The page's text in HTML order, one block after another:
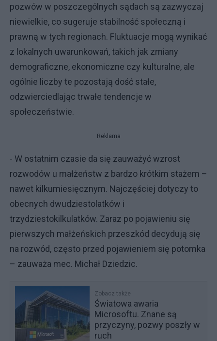
pozwów w poszczególnych sądach są zazwyczaj
niewielkie, co sugeruje stabilność społeczną i
prawną w tych regionach. Fluktuacje mogą wynikać
z lokalnych uwarunkowań, takich jak zmiany
demograficzne, ekonomiczne czy kulturalne, ale
ogólnie liczby te pozostają dość stałe,
odzwierciedlając trwałe tendencje w
społeczeństwie.
Reklama
- W ostatnim czasie da się zauważyć wzrost
rozwodów u małżeństw z bardzo krótkim stażem –
nawet kilkumiesięcznym. Najczęściej dotyczy to
obecnych dwudziestolatków i
trzydziestokilkulatków. Zaraz po pojawieniu się
pierwszych małżeńskich przeszkód decydują się
na rozwód, często przed pojawieniem się potomka
– zauważa mec. Michał Dziedzic.
Zobacz także
Światowa awaria
Microsoftu. Znane są
przyczyny, pozwy poszły w
ruch